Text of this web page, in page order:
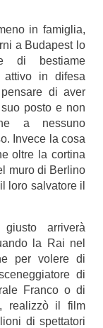
in famiglia,
a Budapest lo
di bestiame
attivo in difesa
di aver
posto e non
a nessuno
Invece la cosa
oltre la cortina
muro di Berlino
loro salvatore il
arriverà
la Rai nel
per volere di
di
Franco o di
realizzò il film
di spettatori